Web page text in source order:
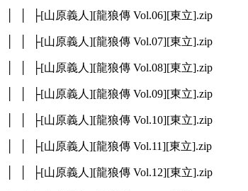
│ │ ├[山原義人][龍狼傳 Vol.06][東立].zip
│ │ ├[山原義人][龍狼傳 Vol.07][東立].zip
│ │ ├[山原義人][龍狼傳 Vol.08][東立].zip
│ │ ├[山原義人][龍狼傳 Vol.09][東立].zip
│ │ ├[山原義人][龍狼傳 Vol.10][東立].zip
│ │ ├[山原義人][龍狼傳 Vol.11][東立].zip
│ │ ├[山原義人][龍狼傳 Vol.12][東立].zip